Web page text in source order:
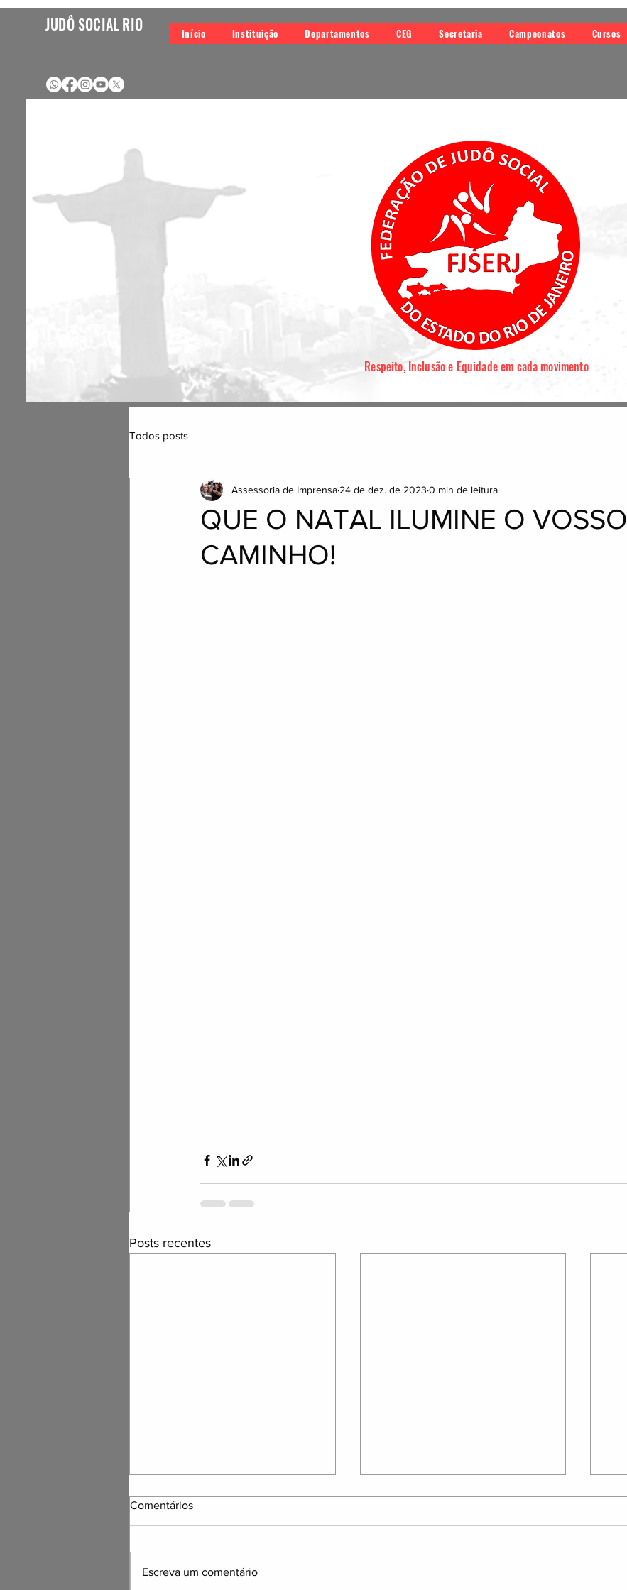
JUDÔ SOCIAL RIO Início Instituição Departamentos CEG Secretaria Campeonatos Cursos
Respeito, Inclusão e Equidade em cada movimento
Todos posts
QUE O NATAL ILUMINE O VOSSO
CAMINHO!
Assessoria de Imprensa 24 de dez. de 2023 0 min de leitura
Posts recentes
Comentários
Escreva um comentário